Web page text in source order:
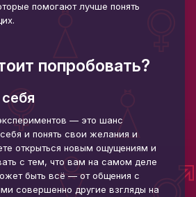
помогают лучше понять
попробовать?
— это шанс
себя и понять свои желания и
открыться новым ощущениям и
с тем, что вам на самом деле
быть всё — от общения с
совершенно другие взгляды на